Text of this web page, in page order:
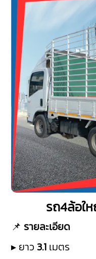
รถ4ล้อใ
📌 รายละเอียด
▸ ยาว 3.1 เมตร